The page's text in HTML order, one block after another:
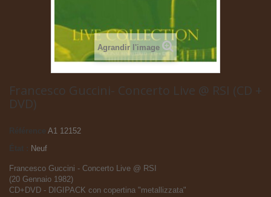
Agrandir l'image
Francesco Guccini- Concerto Live @ RSI (CD +
DVD)
Référence
A1 12152
Neuf
Francesco Guccini - Concerto Live @ RSI
(20 Gennaio 1982)
CD+DVD - DIGIPACK con copertina "metallizzata"